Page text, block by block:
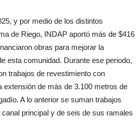
y por medio de los distintos
de Riego, INDAP aportó más de $416
obras para mejorar la
esta comunidad. Durante ese periodo,
trabajos de revestimiento con
extensión de más de 3.100 metros de
A lo anterior se suman trabajos
principal y de seis de sus ramales